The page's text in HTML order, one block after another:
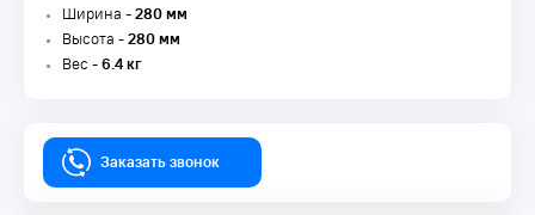
Ширина -280 мм
Высота -280 мм
Вес -6.4 кг
Заказать звонок